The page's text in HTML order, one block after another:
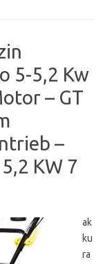
5-5,2 Kw
– GT
–
KW 7
ak
ku
ra